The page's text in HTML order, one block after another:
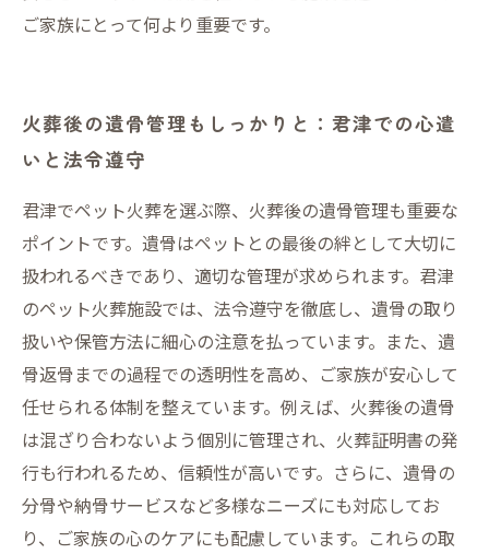
ご家族にとって何より重要です。
火葬後の遺骨管理もしっかりと：君津での心遣
いと法令遵守
君津でペット火葬を選ぶ際、火葬後の遺骨管理も重要な
ポイントです。遺骨はペットとの最後の絆として大切に
扱われるべきであり、適切な管理が求められます。君津
のペット火葬施設では、法令遵守を徹底し、遺骨の取り
扱いや保管方法に細心の注意を払っています。また、遺
骨返骨までの過程での透明性を高め、ご家族が安心して
任せられる体制を整えています。例えば、火葬後の遺骨
は混ざり合わないよう個別に管理され、火葬証明書の発
行も行われるため、信頼性が高いです。さらに、遺骨の
分骨や納骨サービスなど多様なニーズにも対応してお
り、ご家族の心のケアにも配慮しています。これらの取